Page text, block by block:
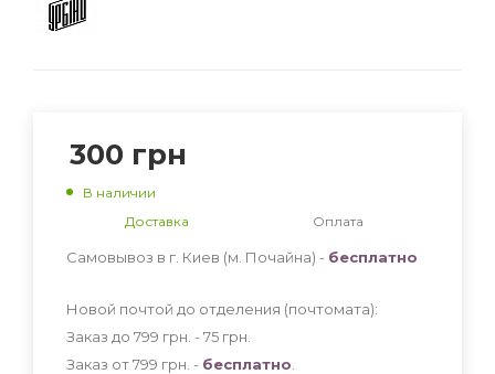
300 грн
В наличии
Доставка
Оплата
Самовывоз в г. Киев (м. Почайна) - бесплатно
Новой почтой до отделения (почтомата):
Заказ до 799 грн. - 75 грн
Заказ от 799 грн. - бесплатно